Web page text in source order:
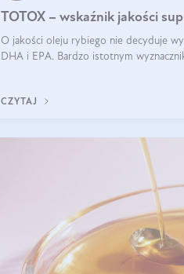
TOTOX – wskaźnik jakości
O jakości oleju rybiego nie decyduje
DHA i EPA. Bardzo istotnym
CZYTAJ